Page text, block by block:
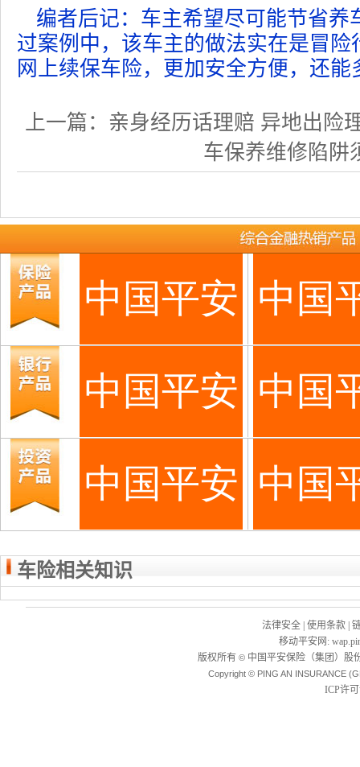
编者后记：车主希望尽可能节省养
过案例中，该车主的做法实在是冒
网上续保车险，更加安全方便，还能
上一篇： 亲身经历话理赔 异地出险
车保养维修陷阱
车险相关知识
法律安全 使用条款
移动平安网 :
版权所有 ©中国平安保险（集团）股
Copyright © PING AN INSURANCE
ICP许